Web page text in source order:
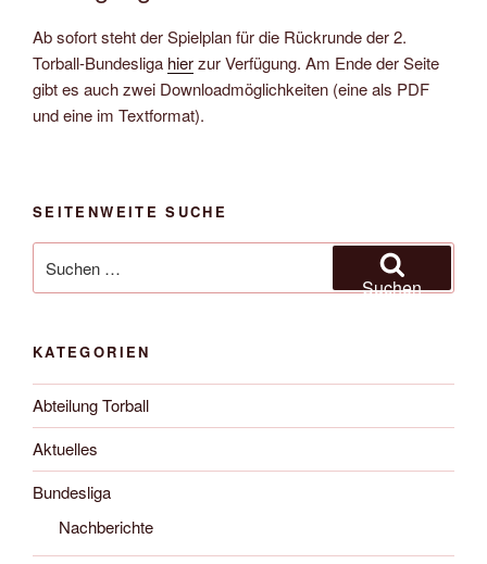
Ab sofort steht der Spielplan für die Rückrunde der 2.
Torball-Bundesliga hierzur Verfügung. Am Ende der Seite
gibt es auch zwei Downloadmöglichkeiten (eine als PDF
und eine im Textformat).
SEITENWEITE SUCHE
nach:
Suchen
KATEGORIEN
Abteilung Torball
Aktuelles
Bundesliga
Nachberichte